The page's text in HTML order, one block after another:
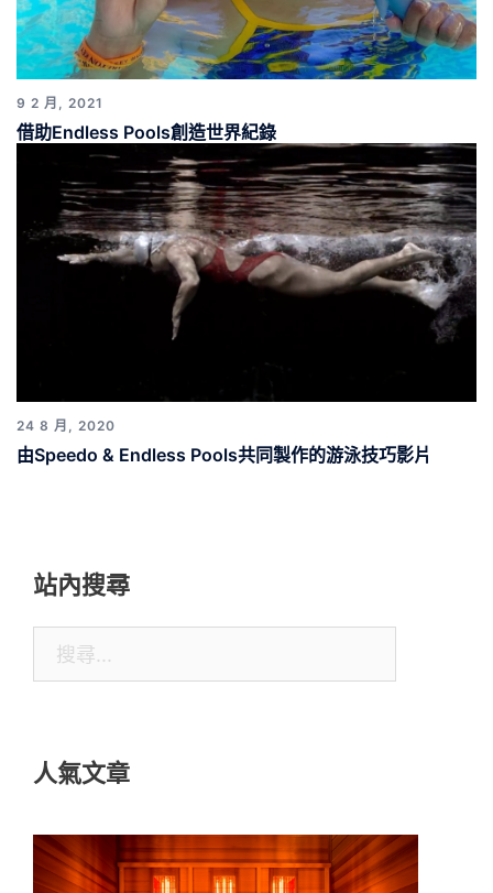
9 2 月, 2021
借助Endless Pools創造世界紀錄
24 8 月, 2020
由Speedo & Endless Pools共同製作的游泳技巧影片
站內搜尋
尋
字:
人氣文章